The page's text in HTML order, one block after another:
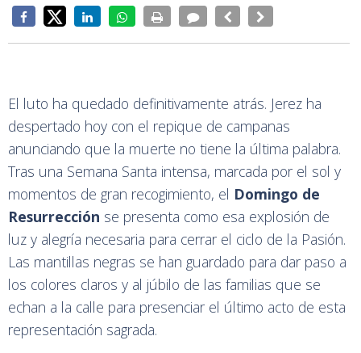
El luto ha quedado definitivamente atrás. Jerez ha
despertado hoy con el repique de campanas
anunciando que la muerte no tiene la última palabra.
Tras una Semana Santa intensa, marcada por el sol y
momentos de gran recogimiento, el Domingo de
Resurrección se presenta como esa explosión de
luz y alegría necesaria para cerrar el ciclo de la Pasión.
Las mantillas negras se han guardado para dar paso a
los colores claros y al júbilo de las familias que se
echan a la calle para presenciar el último acto de esta
representación sagrada.